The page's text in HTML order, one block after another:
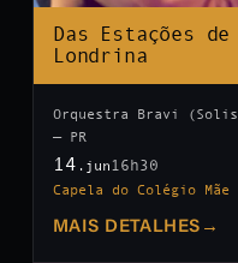
Das Estações
Londrina
Orquestra Bravi
— PR
14 .jun 16h30
Capela do Colégio Mãe
MAIS DETALHES →